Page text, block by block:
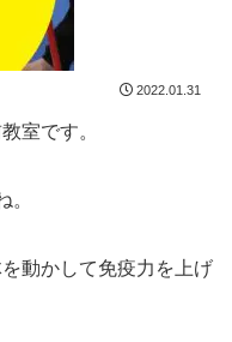
2022.01.31
室です。
。
動かして免疫力を上げ